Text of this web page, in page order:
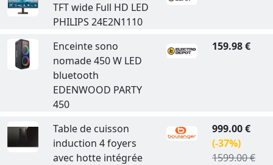
TFT wide Full HD LED
PHILIPS 24E2N1110
Enceinte sono
nomade 450 W LED
bluetooth
EDENWOOD PARTY
450
159.98 €
Table de cuisson
induction 4 foyers
avec hotte intégrée
999.00 €
(-37%)
1599.00 €